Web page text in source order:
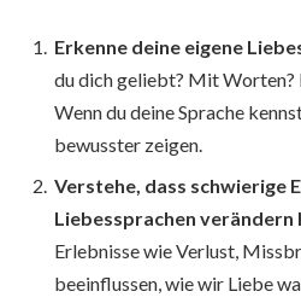
Erkenne deine eigene
du dich geliebt? Mit
Wenn du deine Sprache
bewusster zeigen.
Verstehe, dass schwierige
Liebessprachen verändern
Erlebnisse wie Verlust,
beeinflussen, wie wir Liebe